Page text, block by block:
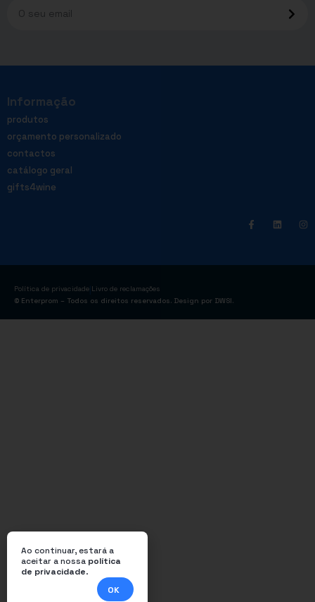
Informação
produtos
orçamento personalizado
contactos
catálogo geral
gifts4wine
Política de privacidade Livro de reclamações
© Enterprom – Todos os direitos reservados. Design por DWSI.
Ao continuar, estará a
aceitar a nossa política
de privacidade.
OK